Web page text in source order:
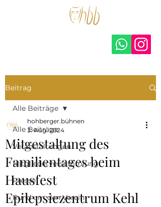
Beitrag
Alle Beiträge
Veranstaltungen
Mitgliederversammlung
Presse
Rund um den Verein
Alle Beiträge
Mitgestaltung des
Familientages beim
Hausfest
Epilepsiezentrum Kehl
hohberger.bühnen
3. Aug. 2024